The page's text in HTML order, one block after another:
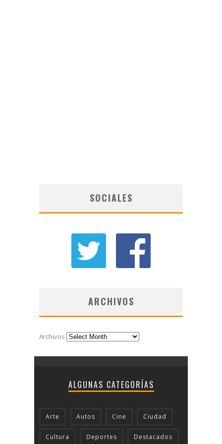
SOCIALES
ARCHIVOS
Archivos
ALGUNAS CATEGORÍAS
Arte Autos Cine Ciudad
Cultura Deportes Destacados